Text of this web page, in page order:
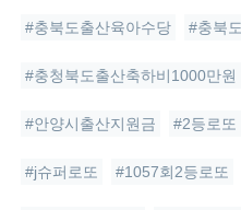
#충북도출산육아수당 #충북
#충청북도출산축하비1000만원
#안양시출산지원금 #2등로또
#j슈퍼로또 #1057회2등로또